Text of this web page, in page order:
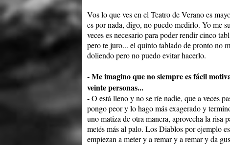
Vos lo que ves en el Teatro de Verano es
es por nada, digo, no puedo medirlo. Yo me
veces es necesario para poder rendir cinco
pero te juro... el quinto tablado de pronto no
doliendo pero no puedo evitar hacerlo.
- Me imagino que no siempre es fácil
veinte personas...
- O está lleno y no se ríe nadie, que a veces
pongo peor y lo hago más exagerado y
uno matiza de otra manera, aprovecha la risa
metés más al palo. Los Diablos por ejemplo
empiezan a meter y a remar y a remar y da